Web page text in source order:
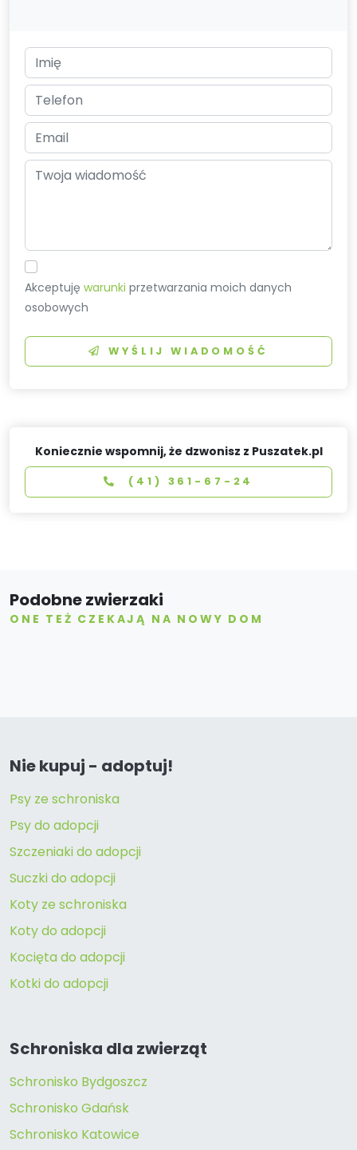
Akceptujęwarunki przetwarzania moich danych
osobowych
WYŚLIJ WIADOMOŚĆ
Koniecznie wspomnij, że dzwonisz z Puszatek.pl
(41) 361-67-24
Podobne zwierzaki
ONE TEŻ CZEKAJĄ NA NOWY DOM
Nie kupuj - adoptuj!
Psy ze schroniska
Psy do adopcji
Szczeniaki do adopcji
Suczki do adopcji
Koty ze schroniska
Koty do adopcji
Kocięta do adopcji
Kotki do adopcji
Schroniska dla zwierząt
Schronisko Bydgoszcz
Schronisko Gdańsk
Schronisko Katowice